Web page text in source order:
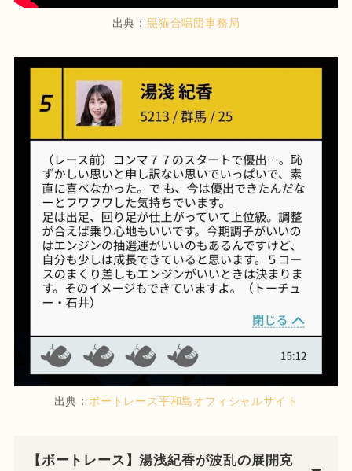
出典： 黒猫合唱団事務局
出典： ボートレース平和島オフィシャルサイト
【ボートレース】湯浅紀香が波乱の展開克